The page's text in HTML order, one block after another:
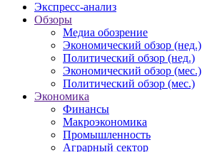
Экспресс-анализ
Обзоры
Медиа обозрение
Экономический обзор (нед.)
Политический обзор (нед.)
Экономический обзор (мес.)
Политический обзор (мес.)
Экономика
Финансы
Макроэкономика
Промышленность
Аграрный сектор